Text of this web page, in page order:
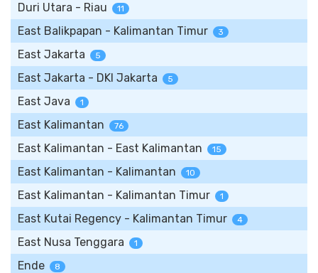
Duri Utara - Riau 11
East Balikpapan - Kalimantan Timur 3
East Jakarta 5
East Jakarta - DKI Jakarta 5
East Java 1
East Kalimantan 76
East Kalimantan - East Kalimantan 15
East Kalimantan - Kalimantan 10
East Kalimantan - Kalimantan Timur 1
East Kutai Regency - Kalimantan Timur 4
East Nusa Tenggara 1
Ende 8